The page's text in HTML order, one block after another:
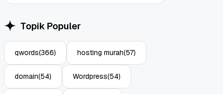
Aplikasi: Atasi Limitasi
11 Jun, 2026 4
Topik Populer
qwords(366) hosting murah(57)
domain(54) Wordpress(54)